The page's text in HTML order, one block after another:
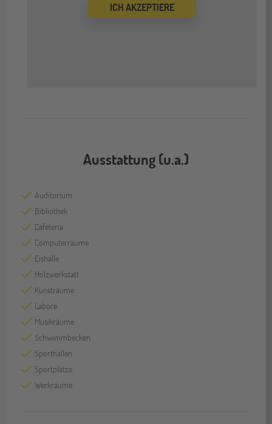
ICH AKZEPTIERE
Ausstattung (u.a.)
Auditorium
Bibliothek
Cafeteria
Computerräume
Eishalle
Holzwerkstatt
Kunsträume
Labore
Musikräume
Schwimmbecken
Sporthallen
Sportplätze
Werkräume